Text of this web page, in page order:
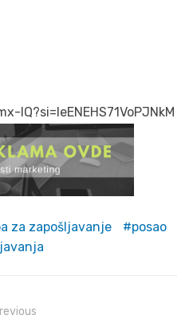
lQ?si=leENEHS71VoPJNkM
za zapošljavanje
posao